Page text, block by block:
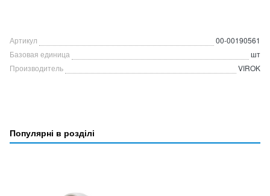
Артикул
00-00190561
Базовая единица
шт
Производитель
VIROK
Популярні в розділі